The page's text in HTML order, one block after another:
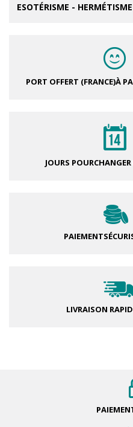
ESOTÉRISME -
PORT OFFERT (FRANCE)À
JOURS POUR
PAIEMENT
LIVRAISON